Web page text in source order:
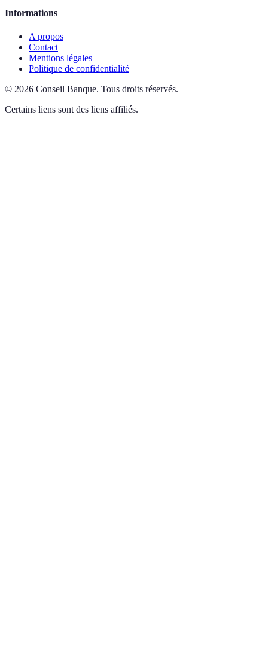
Informations
A propos
Contact
Mentions légales
Politique de confidentialité
© 2026 Conseil Banque. Tous droits réservés.
Certains liens sont des liens affiliés.